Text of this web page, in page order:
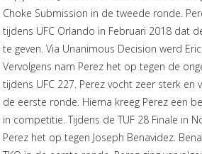
Choke Submission in de tweede ronde.
tijdens UFC Orlando in Februari 2018 dat
te geven. Via Unanimous Decision werd
Vervolgens nam Perez het op tegen de
tijdens UFC 227. Perez vocht zeer sterk en
de eerste ronde. Hierna kreeg Perez een
in competitie. Tijdens de TUF 28 Finale in
Perez het op tegen Joseph Benavidez.